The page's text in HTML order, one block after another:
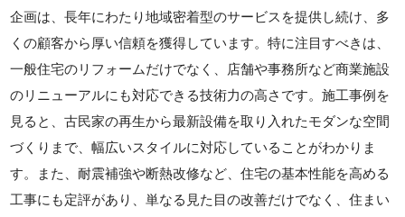
企画は、長年にわたり地域密着型のサービスを提供し続け、多
くの顧客から厚い信頼を獲得しています。特に注目すべきは、
一般住宅のリフォームだけでなく、店舗や事務所など商業施設
のリニューアルにも対応できる技術力の高さです。施工事例を
見ると、古民家の再生から最新設備を取り入れたモダンな空間
づくりまで、幅広いスタイルに対応していることがわかりま
す。また、耐震補強や断熱改修など、住宅の基本性能を高める
工事にも定評があり、単なる見た目の改善だけでなく、住まい